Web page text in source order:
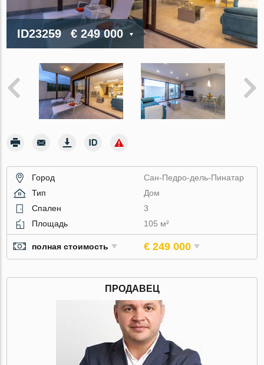
ID23259 € 249 000
Город
Сан-Педро-дель-Пинатар
Тип
Дом
Спален
3
Площадь
105 м²
полная стоимость € 249 000
ПРОДАВЕЦ